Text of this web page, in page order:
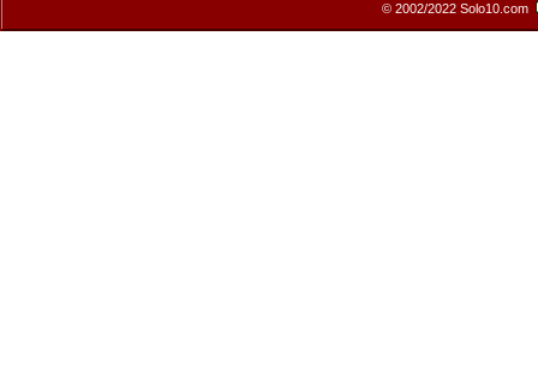
© 2002/2022 Solo10.com